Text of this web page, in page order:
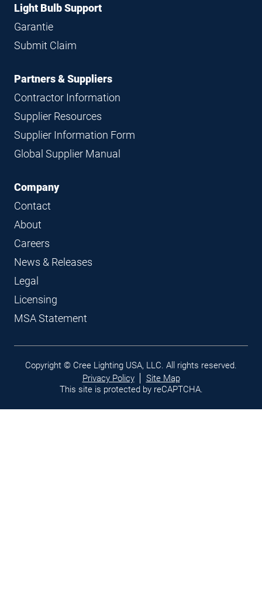
Light Bulb Support
Garantie
Submit Claim
Partners & Suppliers
Contractor Information
Supplier Resources
Supplier Information Form
Global Supplier Manual
Company
Contact
About
Careers
News & Releases
Legal
Licensing
MSA Statement
Legal
links
Copyright © Cree Lighting USA, LLC. All rights reserved.
Privacy Policy
Site Map
This site is protected by reCAPTCHA.